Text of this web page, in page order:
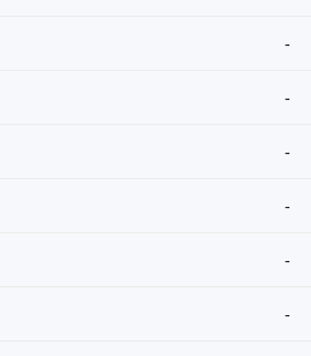
-
-
-
-
-
-